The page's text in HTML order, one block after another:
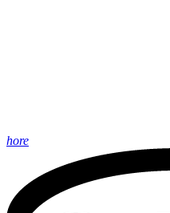
hore